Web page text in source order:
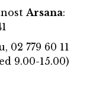
Arsana:
02 779 60 11
9.00-15.00)